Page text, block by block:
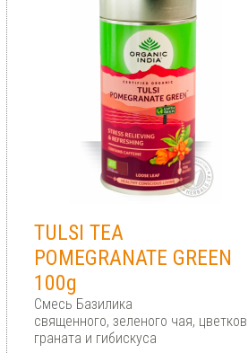
TULSI TEA
POMEGRANATE GREEN
100g
Смесь Базилика
священного, зеленого чая, цветков
граната и гибискуса